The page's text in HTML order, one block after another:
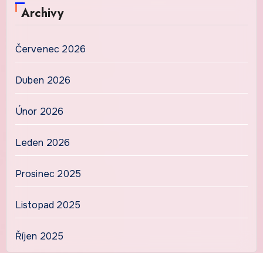
Archivy
Červenec 2026
Duben 2026
Únor 2026
Leden 2026
Prosinec 2025
Listopad 2025
Říjen 2025